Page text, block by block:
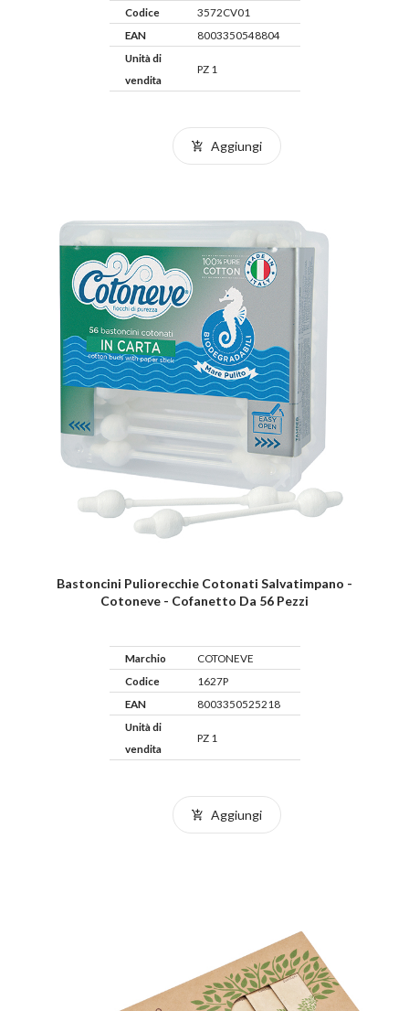
Codice
3572CV01
EAN
8003350548804
Unità di
vendita
PZ 1
Aggiungi
Bastoncini Puliorecchie Cotonati Salvatimpano -
Cotoneve - Cofanetto Da 56 Pezzi
Marchio
COTONEVE
Codice
1627P
EAN
8003350525218
Unità di
vendita
PZ 1
Aggiungi